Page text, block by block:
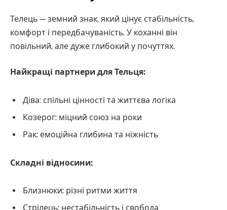
Телець — земний знак, який цінує стабільність,
комфорт і передбачуваність. У коханні він
повільний, але дуже глибокий у почуттях.
Найкращі партнери для Тельця:
Діва: спільні цінності та життєва логіка
Козерог: міцний союз на роки
Рак: емоційна глибина та ніжність
Складні відносини:
Близнюки: різні ритми життя
Стрілець: нестабільність і свобода